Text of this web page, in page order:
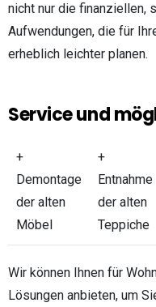
nicht nur die finanziellen,
Aufwendungen, die für
erheblich leichter planen.
Service und
+
Demontage
der alten
Möbel
+
Entnahme
der alten
Teppiche
Wir können Ihnen für
Lösungen anbieten, um